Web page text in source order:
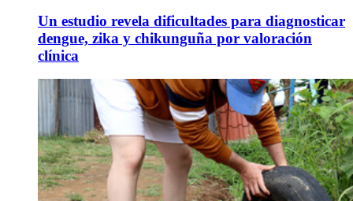
Un estudio revela dificultades para diagnosticar
dengue, zika y chikunguña por valoración
clínica